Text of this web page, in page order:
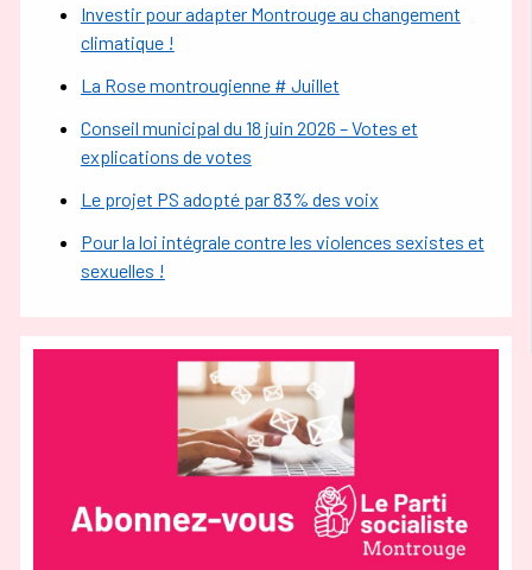
Investir pour adapter Montrouge au changement
climatique !
La Rose montrougienne # Juillet
Conseil municipal du 18 juin 2026 – Votes et
explications de votes
Le projet PS adopté par 83% des voix
Pour la loi intégrale contre les violences sexistes et
sexuelles !